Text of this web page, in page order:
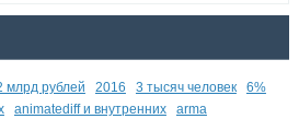
млрд рублей 2016 3 тысяч человек
6%
animatediff и внутренних arma